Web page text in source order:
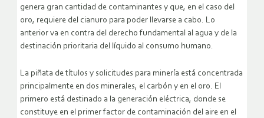
genera gran cantidad de contaminantes y que, en el caso del
oro, requiere del cianuro para poder llevarse a cabo. Lo
anterior va en contra del derecho fundamental al agua y de la
destinación prioritaria del líquido al consumo humano.
La piñata de títulos y solicitudes para minería está concentrada
principalmente en dos minerales, el carbón y en el oro. El
primero está destinado a la generación eléctrica, donde se
constituye en el primer factor de contaminación del aire en el